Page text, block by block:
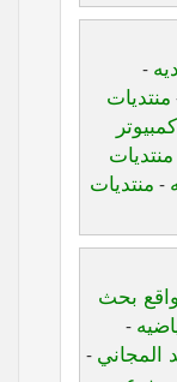
-
منتديات
منتديات
- منتديات
بحث
-
المجاني -